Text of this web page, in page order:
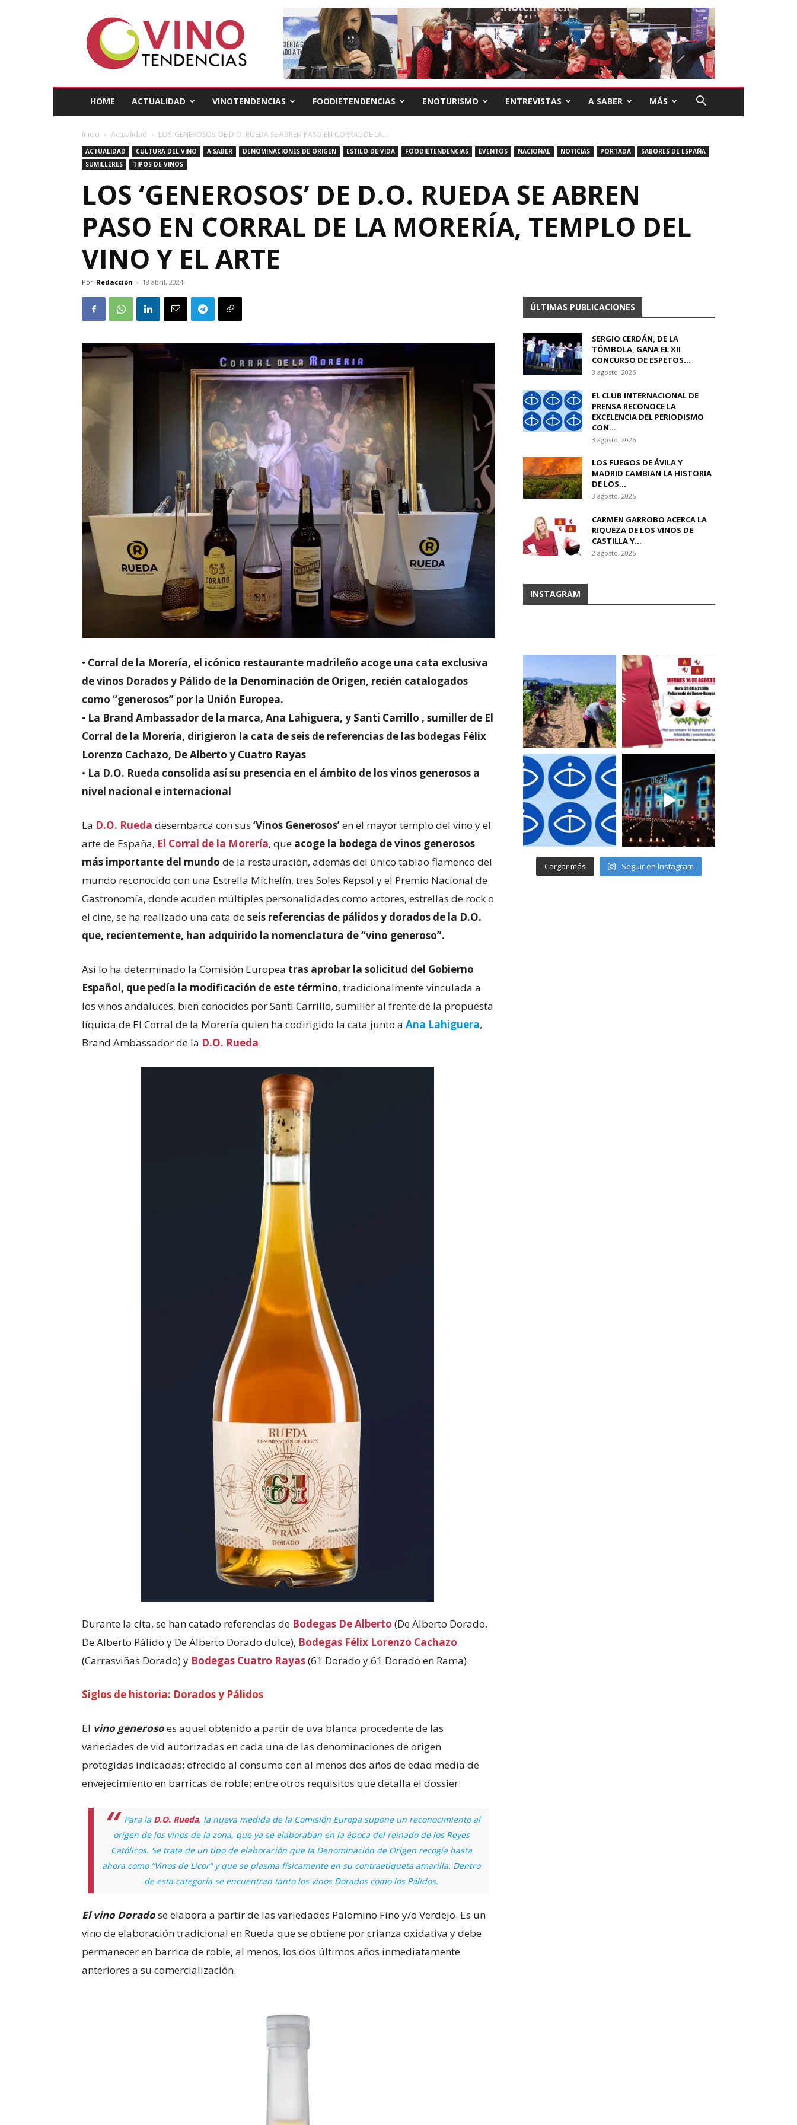
Vino
Tendencias
HOME ACTUALIDAD VINOTENDENCIAS FOODIETENDENCIAS ENOTURISMO ENTREVISTAS A SABER MÁS
Inicio Actualidad LOS ‘GENEROSOS’ DE D.O. RUEDA SE ABREN PASO EN CORRAL DE LA...
ACTUALIDAD CULTURA DEL VINO A SABER DENOMINACIONES DE ORIGEN ESTILO DE VIDA FOODIETENDENCIAS EVENTOS NACIONAL NOTICIAS PORTADA
SABORES DE ESPAÑA
SUMILLERES
TIPOS DE VINOS
LOS ‘GENEROSOS’ DE D.O. RUEDA SE ABREN
PASO EN CORRAL DE LA MORERÍA, TEMPLO DEL
VINO Y EL ARTE
Por Redacción - 18 abril, 2024
• Corral de la Morería, el icónico restaurante madrileño acoge una cata exclusiva
de vinos Dorados y Pálido de la Denominación de Origen, recién catalogados
como “generosos” por la Unión Europea.
• La Brand Ambassador de la marca, Ana Lahiguera, y Santi Carrillo , sumiller de El
Corral de la Morería, dirigieron la cata de seis de referencias de las bodegas Félix
Lorenzo Cachazo, De Alberto y Cuatro Rayas
• La D.O. Rueda consolida así su presencia en el ámbito de los vinos generosos a
nivel nacional e internacional
La D.O. Rueda desembarca con sus ‘Vinos Generosos’en el mayor templo del vino y el
arte de España, El Corral de la Morería, que acoge la bodega de vinos generosos
más importante del mundo de la restauración, además del único tablao flamenco del
mundo reconocido con una Estrella Michelín, tres Soles Repsol y el Premio Nacional de
Gastronomía, donde acuden múltiples personalidades como actores, estrellas de rock o
el cine, se ha realizado una cata deseis referencias de pálidos y dorados de la D.O.
que, recientemente, han adquirido la nomenclatura de “vino generoso”.
Así lo ha determinado la Comisión Europea tras aprobar la solicitud del Gobierno
Español, que pedía la modificación de este término, tradicionalmente vinculada a
los vinos andaluces, bien conocidos por Santi Carrillo, sumiller al frente de la propuesta
líquida de El Corral de la Morería quien ha codirigido la cata junto a Ana Lahiguera,
Brand Ambassador de la D.O. Rueda.
Durante la cita, se han catado referencias de Bodegas De Alberto (De Alberto Dorado,
De Alberto Pálido y De Alberto Dorado dulce), Bodegas Félix Lorenzo Cachazo
(Carrasviñas Dorado) y Bodegas Cuatro Rayas(61 Dorado y 61 Dorado en Rama).
Siglos de historia: Dorados y Pálidos
El vino generosoes aquel obtenido a partir de uva blanca procedente de las
variedades de vid autorizadas en cada una de las denominaciones de origen
protegidas indicadas; ofrecido al consumo con al menos dos años de edad media de
envejecimiento en barricas de roble; entre otros requisitos que detalla el dossier.
Para la D.O. Rueda, la nueva medida de la Comisión Europa supone un reconocimiento al
origen de los vinos de la zona, que ya se elaboraban en la época del reinado de los Reyes
Católicos. Se trata de un tipo de elaboración que la Denominación de Origen recogía hasta
ahora como “Vinos de Licor” y que se plasma físicamente en su contraetiqueta amarilla. Dentro
de esta categoría se encuentran tanto los vinos Dorados como los Pálidos.
El vino Doradose elabora a partir de las variedades Palomino Fino y/o Verdejo. Es un
vino de elaboración tradicional en Rueda que se obtiene por crianza oxidativa y debe
permanecer en barrica de roble, al menos, los dos últimos años inmediatamente
anteriores a su comercialización.
ÚLTIMAS PUBLICACIONES
SERGIO CERDÁN, DE LA
TÓMBOLA, GANA EL XII
CONCURSO DE ESPETOS...
3 agosto, 2026
EL CLUB INTERNACIONAL DE
PRENSA RECONOCE LA
EXCELENCIA DEL PERIODISMO
CON...
3 agosto, 2026
LOS FUEGOS DE ÁVILA Y
MADRID CAMBIAN LA HISTORIA
DE LOS...
3 agosto, 2026
CARMEN GARROBO ACERCA LA
RIQUEZA DE LOS VINOS DE
CASTILLA Y...
2 agosto, 2026
INSTAGRAM
Cargar más Seguir en Instagram